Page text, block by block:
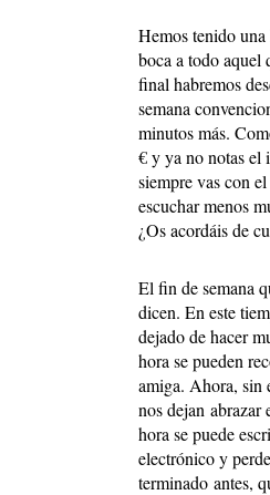
Hemos tenido
boca a todo aquel
final habremos
semana
minutos más.
€ y ya no notas el
siempre vas con
escuchar menos
¿Os acordáis de
El fin de semana
dicen. En este
dejado de hacer
hora se pueden
amiga. Ahora, sin
nos dejan abrazar
hora se puede
electrónico y
terminado antes,